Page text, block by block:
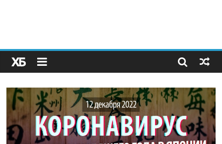
Секрет супергидратации: почему кокосовая вода с
пребиотиками становится главным трендом
здорового питания